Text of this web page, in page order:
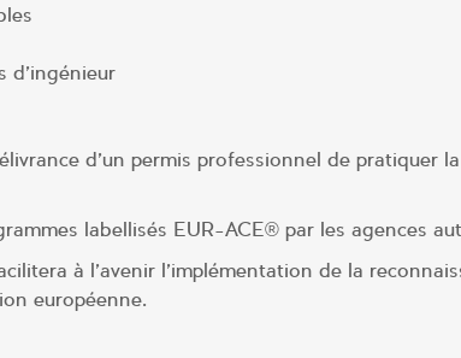
d’ingénieur
d’un permis professionnel de pratiquer
labellisés EUR-ACE® par les agences
à l’avenir l’implémentation de la
européenne.